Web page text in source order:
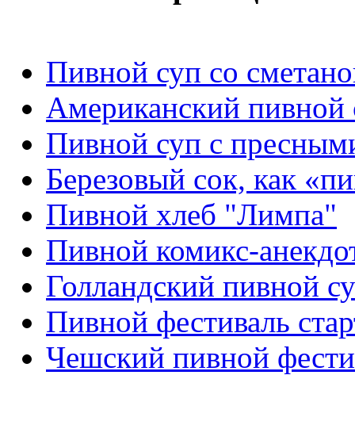
Пивной суп со
Американский пивной
Пивной суп с
Березовый сок, как
Пивной хлеб "Лимпа"
Пивной комикс-
Голландский пивной
Пивной фестиваль
Чешский пивной